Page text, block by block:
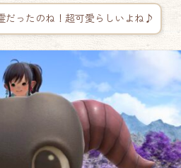
だったのね！超可愛らしいよね♪